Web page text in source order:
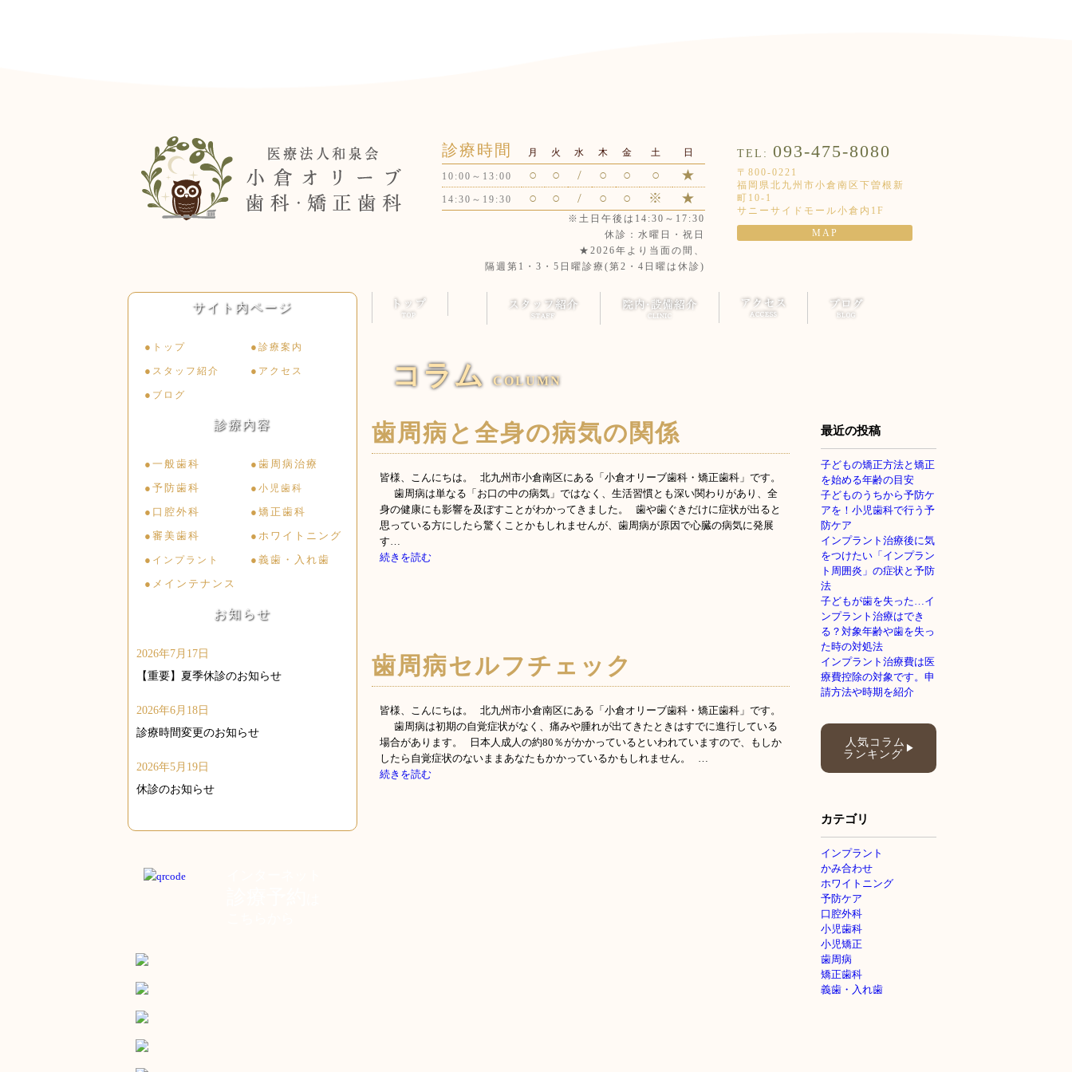
診療時間 月 火 水 木 金 土 日
10:00～13:00 ○ ○ / ○ ○ ○ ★
14:30～19:30 ○ ○ / ○ ○ ※ ★
※土日午後は14:30～17:30
休診：水曜日・祝日
★2026年より当面の間、
隔週第1・3・5日曜診療(第2・4日曜は休診)
TEL: 093-475-8080
〒800-0221
福岡県北九州市小倉南区下曽根新
町10-1
サニーサイドモール小倉内1F
MAP
コラム COLUMN
歯周病と全身の病気の関係
皆様、こんにちは。 北九州市小倉南区にある「小倉オリーブ歯科・矯正歯科」です。
歯周病は単なる「お口の中の病気」ではなく、生活習慣とも深い関わりがあり、全
身の健康にも影響を及ぼすことがわかってきました。 歯や歯ぐきだけに症状が出ると
思っている方にしたら驚くことかもしれませんが、歯周病が原因で心臓の病気に発展
す…
続きを読む
歯周病セルフチェック
皆様、こんにちは。 北九州市小倉南区にある「小倉オリーブ歯科・矯正歯科」です。
歯周病は初期の自覚症状がなく、痛みや腫れが出てきたときはすでに進行している
場合があります。 日本人成人の約80％がかかっているといわれていますので、もしか
したら自覚症状のないままあなたもかかっているかもしれません。 …
続きを読む
最近の投稿
子どもの矯正方法と矯正
を始める年齢の目安
子どものうちから予防ケ
アを！小児歯科で行う予
防ケア
インプラント治療後に気
をつけたい「インプラン
ト周囲炎」の症状と予防
法
子どもが歯を失った…イ
ンプラント治療はでき
る？対象年齢や歯を失っ
た時の対処法
インプラント治療費は医
療費控除の対象です。申
請方法や時期を紹介
▶
人気コラム
ランキング
カテゴリ
インプラント
かみ合わせ
ホワイトニング
予防ケア
口腔外科
小児歯科
小児矯正
歯周病
矯正歯科
義歯・入れ歯
サイト内ページ
● トップ ● 診療案内
● スタッフ紹介 ● アクセス
● ブログ
診療内容
●一般歯科
●歯周病治療
●予防歯科
● 小児歯科
●口腔外科
●矯正歯科
●審美歯科
●ホワイトニング
● インプラント
●義歯・入れ歯
●メインテナンス
お知らせ
2026年7月17日
【重要】夏季休診のお知らせ
2026年6月18日
診療時間変更のお知らせ
2026年5月19日
休診のお知らせ